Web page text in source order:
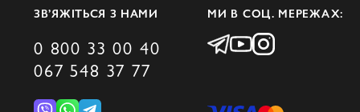
якості: бавовну, вовну, кашемір.
Наповнювачем пуховиків Мурер є
натуральний гусячий пух, що вирізняється
гарною зносостійкістю та еластичністю,
здатністю пропускати повітря і прекрасно
ЗВ’ЯЖІТЬСЯ З НАМИ
0 800 33 00 40
067 548 37 77
МИ В СОЦ. МЕРЕЖАХ: